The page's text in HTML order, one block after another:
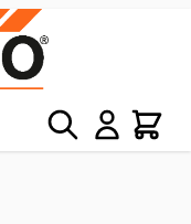
Søg Kurv